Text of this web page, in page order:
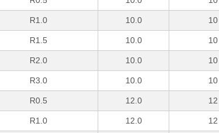
R1.0 10.0 10
R1.5 10.0 10
R2.0 10.0 10
R3.0 10.0 10
R0.5 12.0 12
R1.0 12.0 12